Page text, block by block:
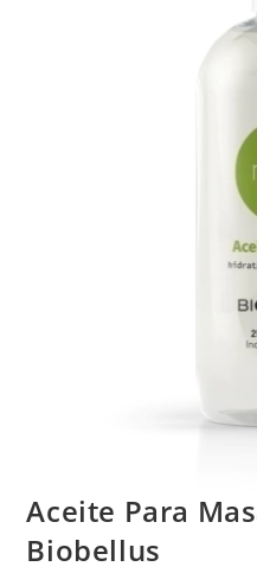
Aceite Para
Biobellus